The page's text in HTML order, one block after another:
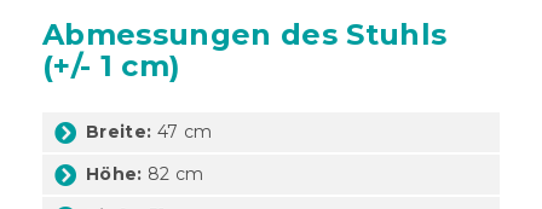
Abmessungen des Stuhls
(+/- 1 cm)
Breite: 47 cm
Höhe: 82 cm